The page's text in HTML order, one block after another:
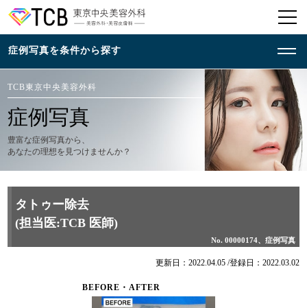
TCB東京中央美容外科
症例写真
豊富な症例写真から、
あなたの理想を見つけませんか？
タトゥー除去
(担当医:TCB 医師)
No. 00000174、症例写真
更新日：2022.04.05 /登録日：2022.03.02
BEFORE・AFTER